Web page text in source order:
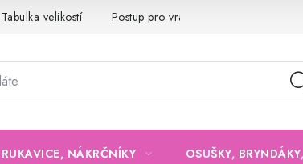
Tabulka velikostí Postup pro vrácení a výměnu
NÁKRČNÍKY OSUŠKY,